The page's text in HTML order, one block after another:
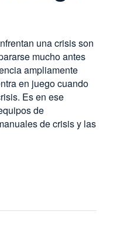
una crisis son
mucho antes
ampliamente
en juego cuando
Es en ese
de
de crisis y las